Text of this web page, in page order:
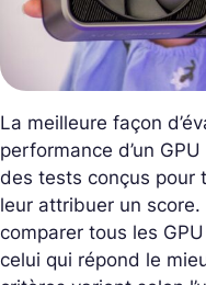
La meilleure façon
performance d’un
des tests conçus pour
leur attribuer un
comparer tous les
celui qui répond le